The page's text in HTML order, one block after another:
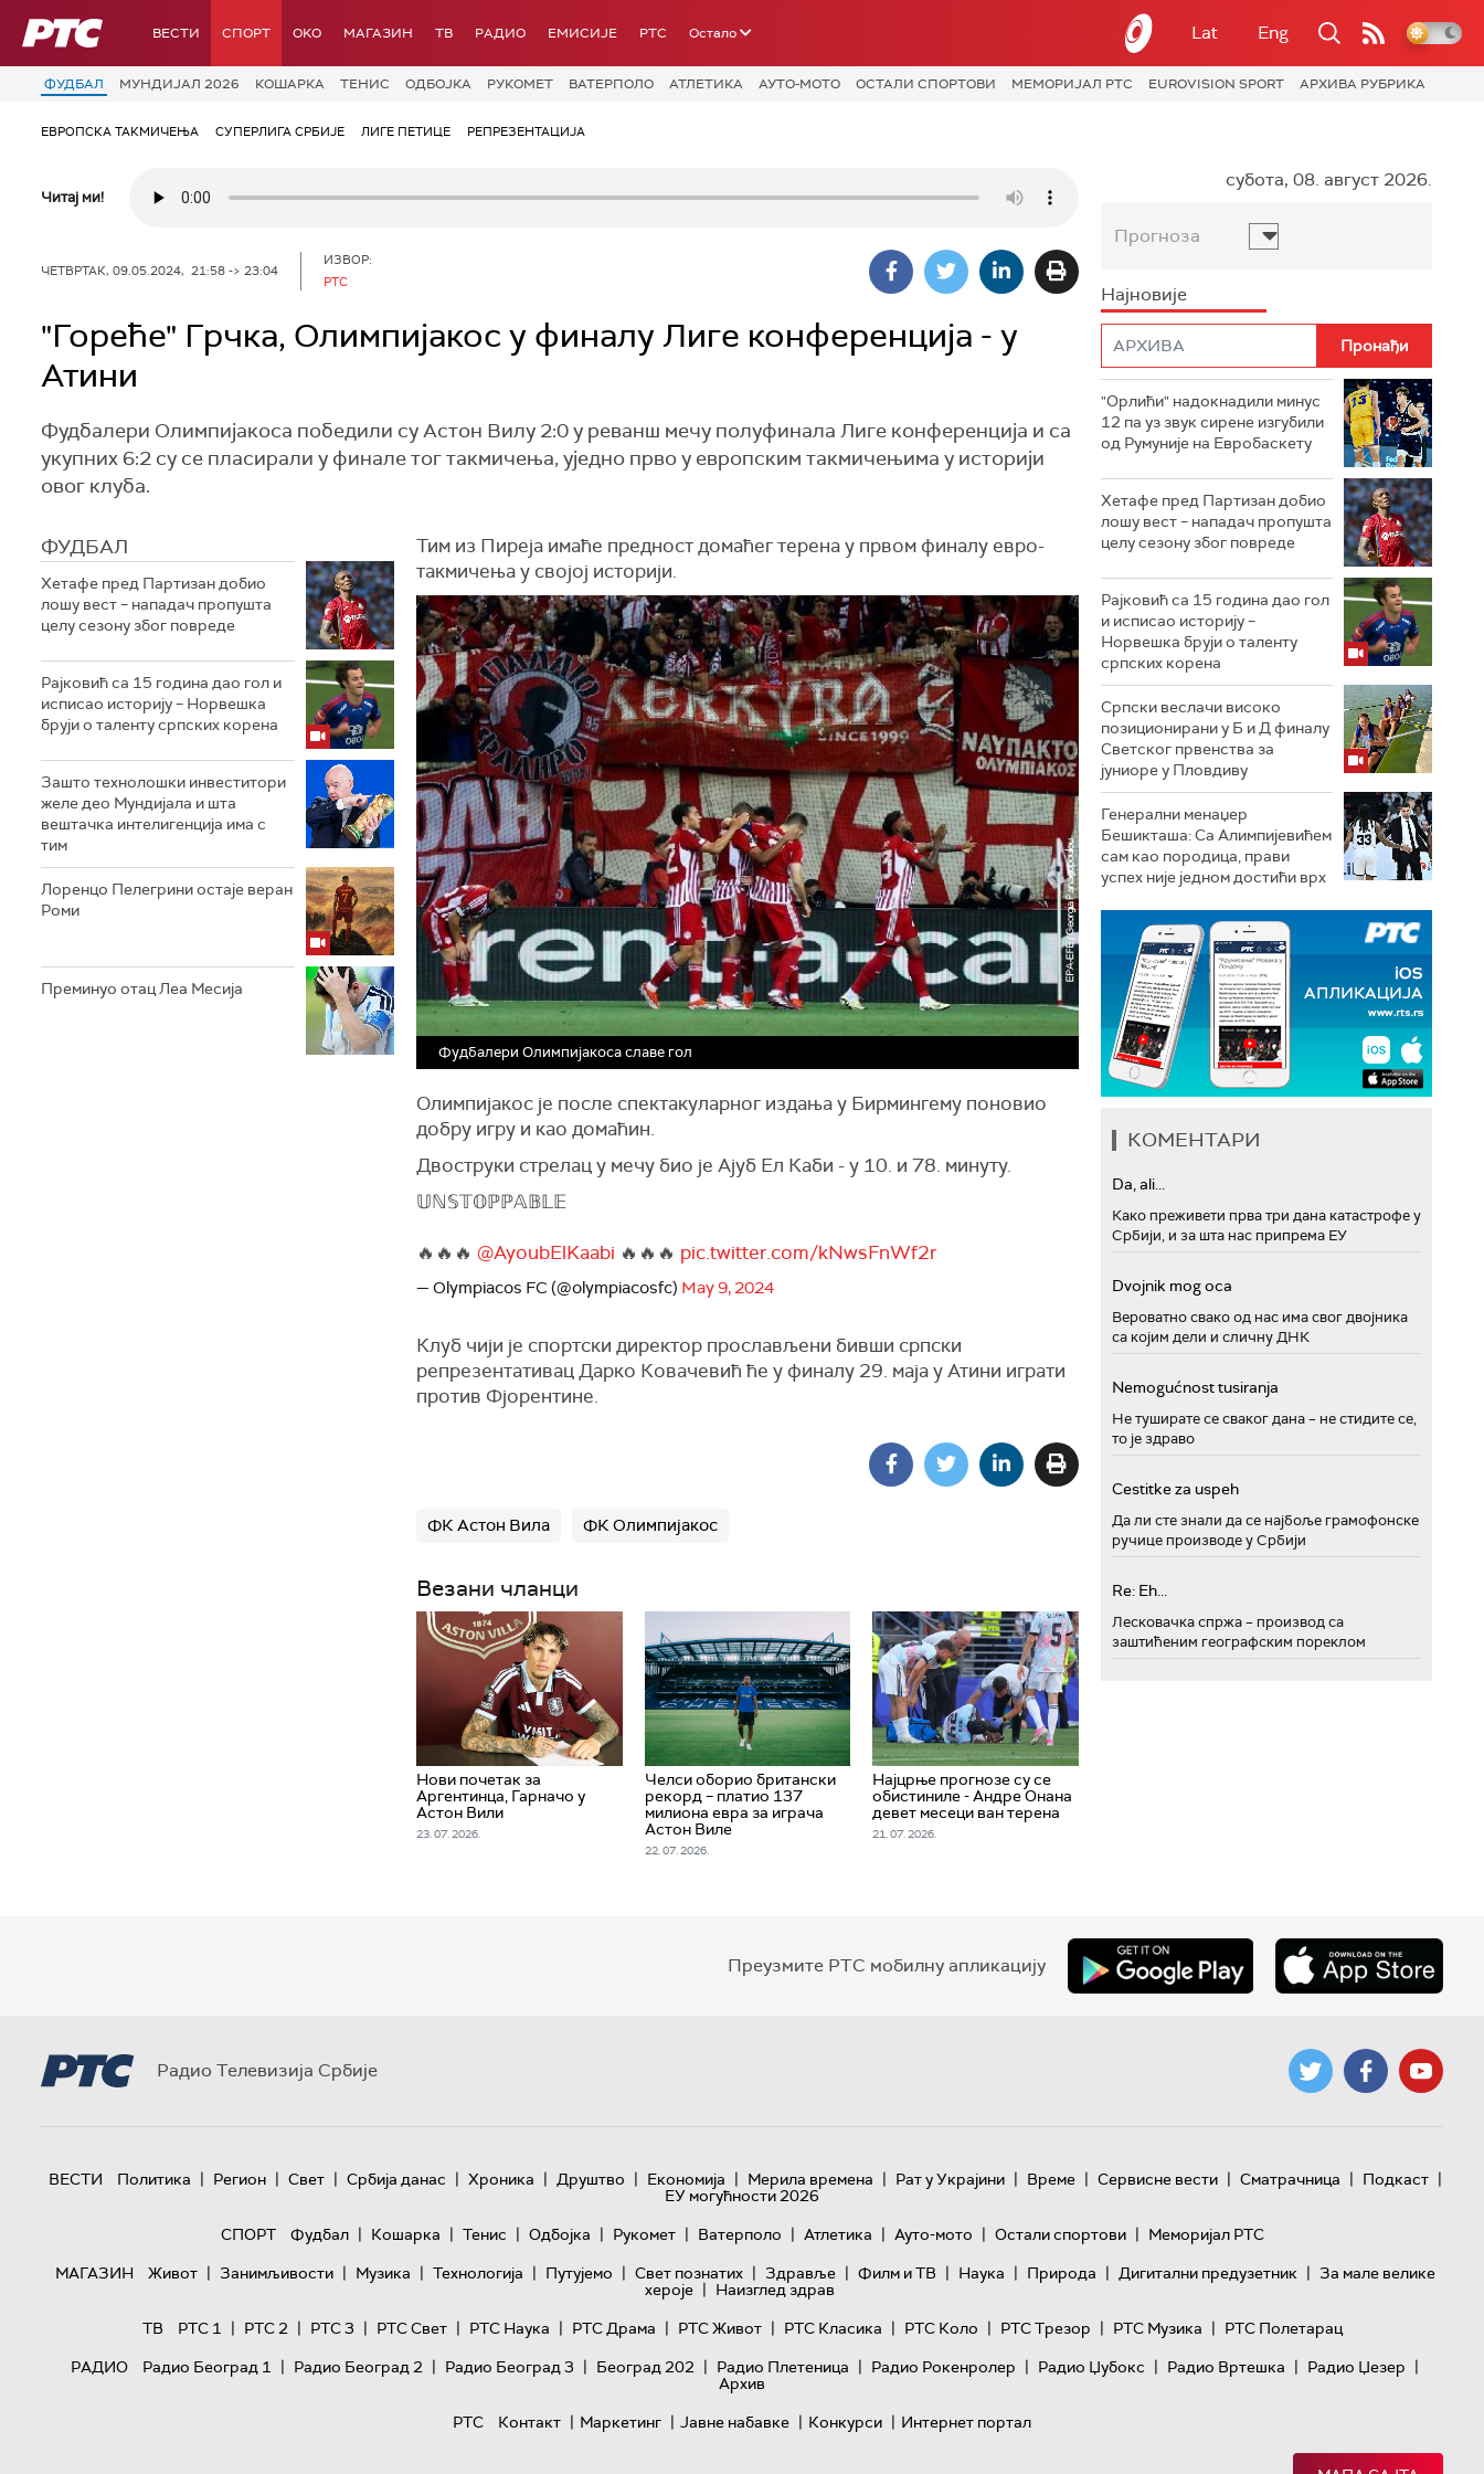
РТС ВЕСТИ СПОРТ OKO МАГАЗИН ТВ РАДИО ЕМИСИЈЕ РТС Остало Lat Eng
ФУДБАЛ МУНДИЈАЛ 2026 КОШАРКА ТЕНИС ОДБОЈКА РУКОМЕТ ВАТЕРПОЛО АТЛЕТИКА АУТО-МОТО ОСТАЛИ СПОРТОВИ МЕМОРИЈАЛ РТС EUROVISION SPORT АРХИВА РУБРИКА
ЕВРОПСКА ТАКМИЧЕЊА СУПЕРЛИГА СРБИЈЕ ЛИГЕ ПЕТИЦЕ РЕПРЕЗЕНТАЦИЈА
Читај ми!
ЧЕТВРТАК, 09.05.2024, 21:58 -> 23:04
ИЗВОР:
РТС
"Гореће" Грчка, Олимпијакос у финалу Лиге конференција - у
Атини
Фудбалери Олимпијакоса победили су Астон Вилу 2:0 у реванш мечу полуфинала Лиге конференција и са
укупних 6:2 су се пласирали у финале тог такмичења, уједно прво у европским такмичењима у историји
овог клуба.
ФУДБАЛ
Хетафе пред Партизан добио
лошу вест – нападач пропушта
целу сезону због повреде
Рајковић са 15 година дао гол и
исписао историју – Норвешка
бруји о таленту српских корена
Зашто технолошки инвеститори
желе део Мундијала и шта
вештачка интелигенција има с
тим
Лоренцо Пелегрини остаје веран
Роми
Преминуо отац Леа Месија
Тим из Пиреја имаће предност домаћег терена у првом финалу евро-
такмичења у својој историји.
Фудбалери Олимпијакоса славе гол
Олимпијакос је после спектакуларног издања у Бирмингему поновио
добру игру и као домаћин.
Двоструки стрелац у мечу био је Ајуб Ел Каби - у 10. и 78. минуту.
𝕌ℕ𝕊𝕋𝕆ℙℙ𝔸𝔹𝕃𝔼
🔥🔥🔥 @AyoubElKaabi 🔥🔥🔥 pic.twitter.com/kNwsFnWf2r
— Olympiacos FC (@olympiacosfc) May 9, 2024
Клуб чији је спортски директор прослављени бивши српски
репрезентативац Дарко Ковачевић ће у финалу 29. маја у Атини играти
против Фjорентине.
ФК Астон Вила ФК Олимпијакос
Везани чланци
Нови почетак за
Аргентинца, Гарначо у
Астон Вили
23. 07. 2026.
Челси оборио британски
рекорд – платио 137
милиона евра за играча
Астон Виле
22. 07. 2026.
Најцрње прогнозе су се
обистиниле - Андре Онана
девет месеци ван терена
21. 07. 2026.
субота, 08. август 2026.
Прогноза
Најновије
"Орлићи" надокнадили минус
12 па уз звук сирене изгубили
од Румуније на Евробаскету
Хетафе пред Партизан добио
лошу вест – нападач пропушта
целу сезону због повреде
Рајковић са 15 година дао гол
и исписао историју –
Норвешка бруји о таленту
српских корена
Српски веслачи високо
позиционирани у Б и Д финалу
Светског првенства за
јуниоре у Пловдиву
Генерални менаџер
Бешикташа: Са Алимпијевићем
сам као породица, прави
успех није једном достићи врх
КОМЕНТАРИ
Da, ali...
Како преживети прва три дана катастрофе у
Србији, и за шта нас припрема ЕУ
Dvojnik mog oca
Вероватно свако од нас има свог двојника
са којим дели и сличну ДНК
Nemogućnost tusiranja
Не туширате се сваког дана – не стидите се,
то је здраво
Cestitke za uspeh
Да ли сте знали да се најбоље грамофонске
ручице производе у Србији
Re: Eh...
Лесковачка спржа – производ са
заштићеним географским пореклом
Преузмите РТС мобилну апликацију
Радио Телевизија Србије
ВЕСТИ Политика | Регион | Свет | Србија данас | Хроника | Друштво | Економија | Мерила времена | Рат у Украјини | Време | Сервисне вести | Сматрачница | Подкаст |
ЕУ могућности 2026
СПОРТ
Фудбал | Кошарка | Тенис | Одбојка | Рукомет | Ватерполо | Атлетика | Ауто-мото | Остали спортови | Меморијал РТС
МАГАЗИН
Живот | Занимљивости | Музика | Технологијa | Путујемо | Свет познатих | Здравље | Филм и ТВ | Наука | Природа | Дигитални предузетник | За мале велике
хероје | Наизглед здрав
ТВ
РТС 1 | РТС 2 | РТС 3 | РТС Свет | РТС Наука | РТС Драма | РТС Живот | РТС Класика | РТС Коло | РТС Трезор | РТС Музика | РТС Полетарац
РАДИО
Радио Београд 1 | Радио Београд 2 | Радио Београд 3 | Београд 202 | Радио Плетеница | Радио Рокенролер | Радио Џубокс | Радио Вртешка | Радио Џезер |
Архив
РТС
Контакт | Маркетинг | Јавне набавке | Конкурси | Интернет портал